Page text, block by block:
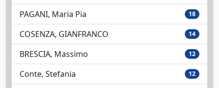
PAGANI, Maria Pia 18
COSENZA, GIANFRANCO 14
BRESCIA, Massimo 12
Conte, Stefania 12